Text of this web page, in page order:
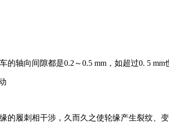
的轴向间隙都是0.2 ～0.5 mm ，如超过0. 5 mm
履刺相干涉，久而久之使轮缘产生裂纹、变